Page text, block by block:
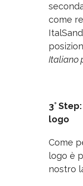
come
Italiano
3°
logo
Come
logo è
nostro